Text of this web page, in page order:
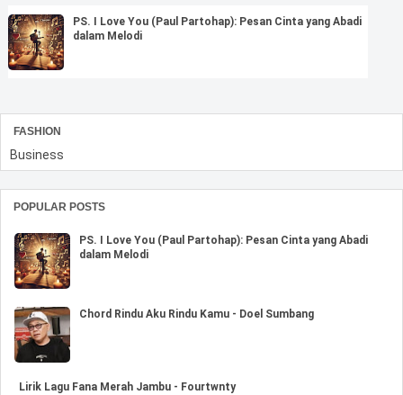
PS. I Love You (Paul Partohap): Pesan Cinta yang Abadi
dalam Melodi
FASHION
Business
POPULAR POSTS
PS. I Love You (Paul Partohap): Pesan Cinta yang Abadi
dalam Melodi
Chord Rindu Aku Rindu Kamu - Doel Sumbang
Lirik Lagu Fana Merah Jambu - Fourtwnty